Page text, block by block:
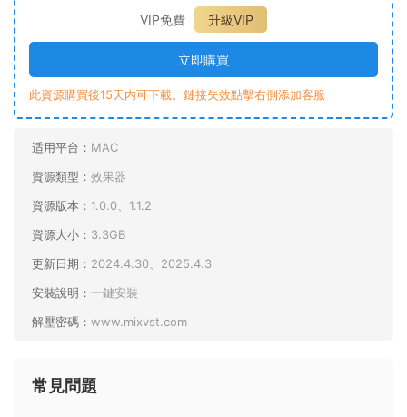
VIP免費
升級VIP
立即購買
此資源購買後15天内可下載。鏈接失效點擊右側添加客服
适用平台： MAC
資源類型： 效果器
資源版本： 1.0.0、1.1.2
資源大小： 3.3GB
更新日期： 2024.4.30、2025.4.3
安裝說明： 一鍵安裝
解壓密碼： www.mixvst.com
常見問題